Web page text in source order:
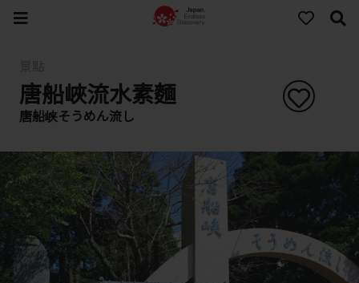
唐船峽流水素麵
唐船峡そうめん流し